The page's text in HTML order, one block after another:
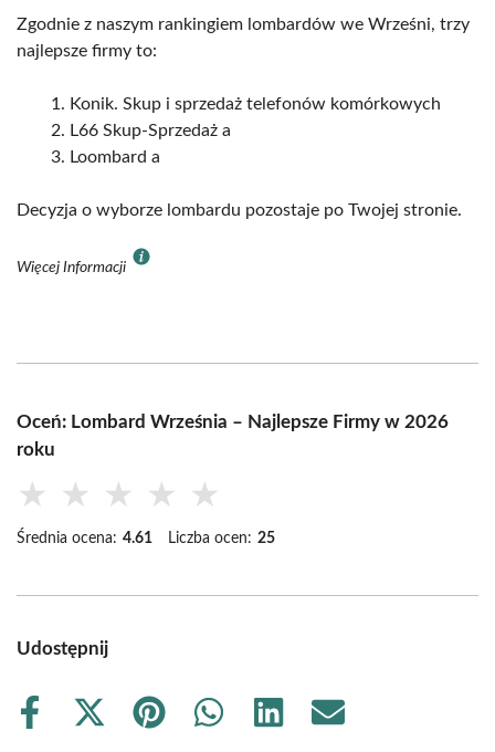
Zgodnie z naszym rankingiem lombardów we Wrześni, trzy
najlepsze firmy to:
Konik. Skup i sprzedaż telefonów komórkowych
L66 Skup-Sprzedaż a
Loombard a
Decyzja o wyborze lombardu pozostaje po Twojej stronie.
Więcej Informacji
Oceń: Lombard Września – Najlepsze Firmy w 2026
roku
★ ★ ★ ★ ★
Średnia ocena: 4.61 Liczba ocen: 25
Udostępnij
Share
Share
Share
Share
Share
Share